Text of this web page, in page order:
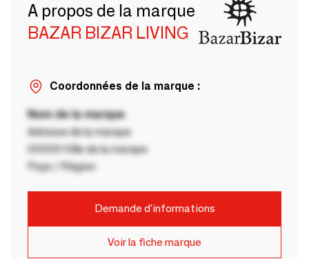
A propos de la marque
BAZAR BIZAR LIVING
Coordonnées de la marque :
Nom de la marque
Adresse de la marque
00000 Ville de la marque
Pays / Région
Demande d'informations
Voir la fiche marque